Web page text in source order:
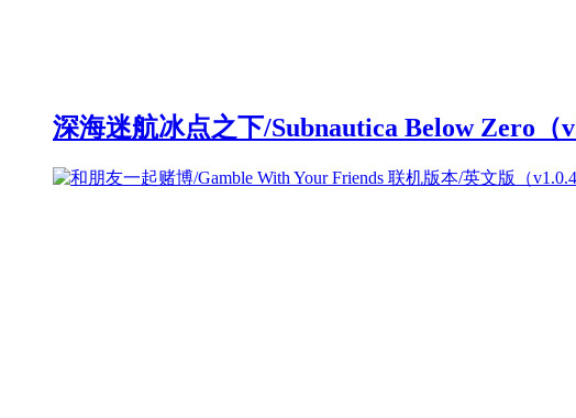
深海迷航冰点之下/Subnautica Below Zero（